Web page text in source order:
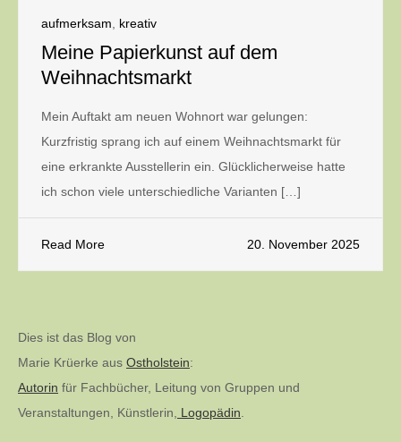
aufmerksam kreativ
Meine Papierkunst auf dem
Weihnachtsmarkt
Mein Auftakt am neuen Wohnort war gelungen:
Kurzfristig sprang ich auf einem Weihnachtsmarkt für
eine erkrankte Ausstellerin ein. Glücklicherweise hatte
ich schon viele unterschiedliche Varianten […]
Read More 20. November 2025
Dies ist das Blog von
Marie Krüerke aus Ostholstein:
Autorin für Fachbücher, Leitung von Gruppen und
Veranstaltungen, Künstlerin,
Logopädin